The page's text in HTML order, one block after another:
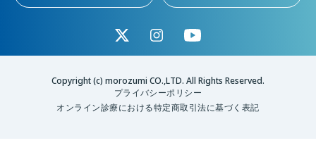
Copyright (c) morozumi CO.,LTD. All Rights Reserved.
プライバシーポリシー
オンライン診療における特定商取引法に基づく表記